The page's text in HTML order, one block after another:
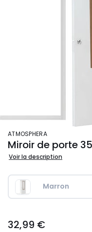
ATMOSPHERA
Miroir de porte
Voir la description
Marron
€.
32,99 €